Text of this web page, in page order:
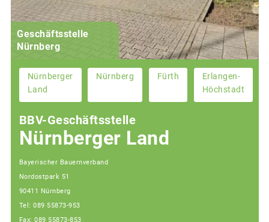
Geschäftsstelle
Nürnberg
Nürnberger
Land
Nürnberg Fürth
Erlangen-
Höchstadt
BBV-Geschäftsstelle
Nürnberger Land
Bayerischer Bauernverband
Nordostpark 51
90411 Nürnberg
Tel: 089 55873-953
Fax: 089 55873-853